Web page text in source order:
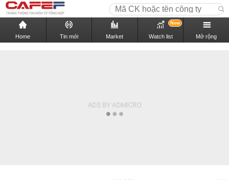
Home Tin mới Market Watch list
New
Mở rộng